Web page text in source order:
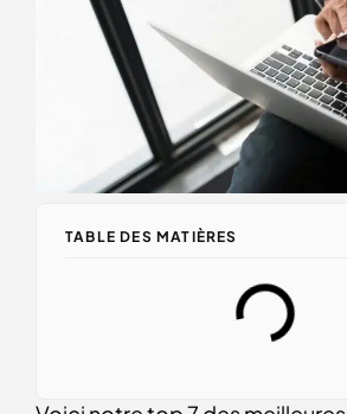
TABLE DES MATIÈRES